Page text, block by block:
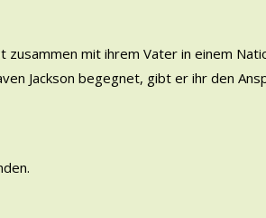
zusammen mit ihrem Vater in einem
Jackson begegnet, gibt er ihr den